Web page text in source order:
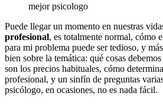
mejor psicologo
Puede llegar un momento en nuestras
profesional, es totalmente normal, cómo
para mi problema puede ser tedioso, y
bien sobre la temática: qué cosas
son los precios habituales, cómo
profesional, y un sinfín de preguntas
psicólogo, en ocasiones, no es nada fácil.